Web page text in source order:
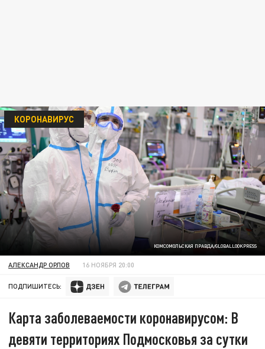
КОМСОМОЛЬСКАЯ ПРАВДА/GLOBALLOOKPRESS
КОРОНАВИРУС
АЛЕКСАНДР ОРЛОВ 16 НОЯБРЯ 20:00
ПОДПИШИТЕСЬ:
Карта заболеваемости коронавирусом: В
девяти территориях Подмосковья за сутки